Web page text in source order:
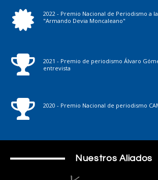
2022 - Premio Nacional de Periodismo a
"Armando Devia Moncaleano"
2021 - Premio de periodismo Álvaro
entrevista
2020 - Premio Nacional de periodismo
Nuestros Aliados